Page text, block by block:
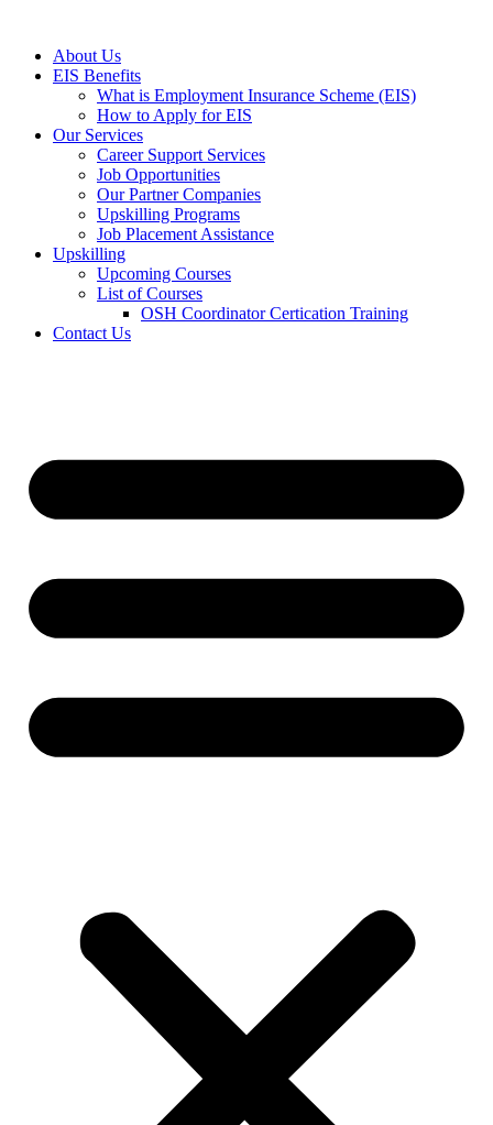
contentAbout Us
EIS Benefits
What is Employment Insurance Scheme (EIS)
How to Apply for EIS
Our Services
Career Support Services
Job Opportunities
Our Partner Companies
Upskilling Programs
Job Placement Assistance
Upskilling
Upcoming Courses
List of Courses
OSH Coordinator Certication Training
Contact Us